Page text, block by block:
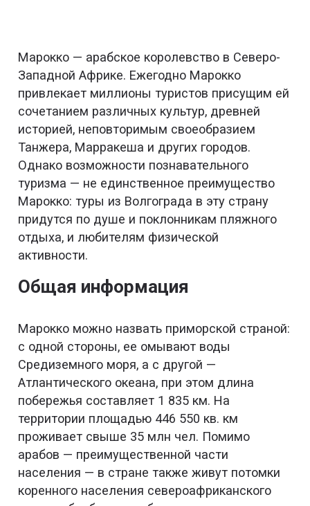
Марокко — арабское королевство в Северо-
Западной Африке. Ежегодно Марокко
привлекает миллионы туристов присущим ей
сочетанием различных культур, древней
историей, неповторимым своеобразием
Танжера, Марракеша и других городов.
Однако возможности познавательного
туризма — не единственное преимущество
Марокко: туры из Волгограда в эту страну
придутся по душе и поклонникам пляжного
отдыха, и любителям физической
активности.
Общая информация
Марокко можно назвать приморской страной:
с одной стороны, ее омывают воды
Средиземного моря, а с другой —
Атлантического океана, при этом длина
побережья составляет 1 835 км. На
территории площадью 446 550 кв. км
проживает свыше 35 млн чел. Помимо
арабов — преимущественной части
населения — в стране также живут потомки
коренного населения североафриканского